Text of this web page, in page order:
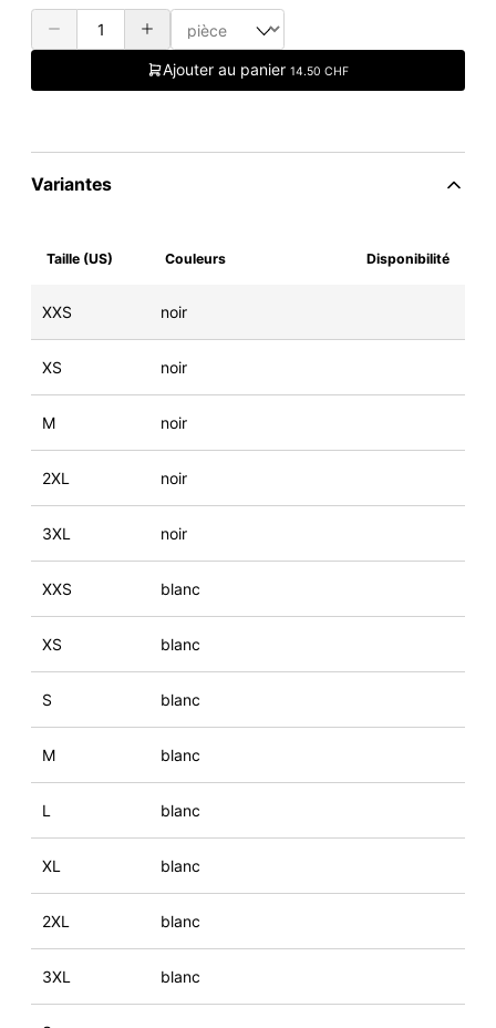
Ajouter au panier 14.50 CHF
Variantes
Taille (US) Couleurs Disponibilité
XXS noir
XS noir
M noir
2XL noir
3XL noir
XXS blanc
XS blanc
S blanc
M blanc
L blanc
XL blanc
2XL blanc
3XL blanc